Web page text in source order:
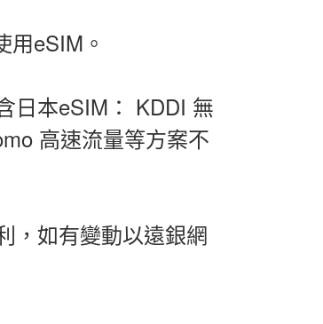
用eSIM 。
日本eSIM： KDDI 無
高速流量等方案不
，如有變動以遠銀網